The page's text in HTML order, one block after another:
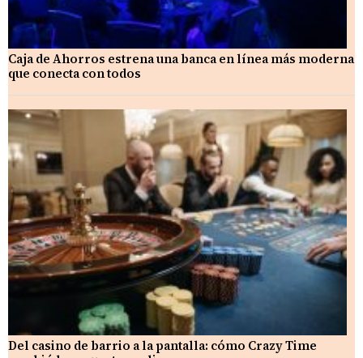
Caja de Ahorros estrena una banca en línea más moderna
que conecta con todos
Del casino de barrio a la pantalla: cómo Crazy Time